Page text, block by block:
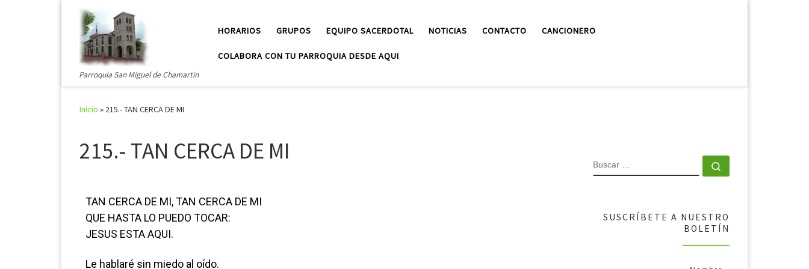
Saltar al contenido
Parroquia San Miguel de Chamartin
HORARIOS GRUPOS EQUIPO SACERDOTAL NOTICIAS CONTACTO CANCIONERO
COLABORA CON TU PARROQUIA DESDE AQUI
Inicio » 215.- TAN CERCA DE MI
215.- TAN CERCA DE MI
TAN CERCA DE MI, TAN CERCA DE MI
QUE HASTA LO PUEDO TOCAR:
JESUS ESTA AQUI.
Le hablaré sin miedo al oído.
SUSCRÍBETE A NUESTRO
BOLETÍN